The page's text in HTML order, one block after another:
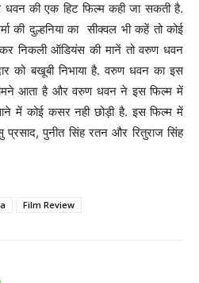
की एक हिट फिल्म कही जा सकती है.
की दुल्हनिया का सीक्वल भी कहें तो कोई
निकली ऑडियंस की मानें तो वरुण धवन
को बखूबी निभाया है. वरुण धवन का इस
आता है और वरुण धवन ने इस फिल्म में
में कोई कसर नही छोड़ी है. इस फिल्म में
प्रसाद, पुनीत सिंह रतन और रितुराज सिंह
Film Review